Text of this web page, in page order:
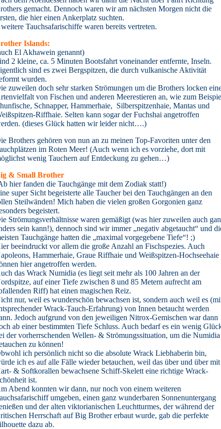
gemacht. Dennoch waren wir am nächsten Morgen nicht die
die hier einen Ankerplatz suchten.
Tauchsafarischiffe waren bereits vertreten.
Islands:
El Akhawein genannt)
2 kleine, ca. 5 Minuten Bootsfahrt voneinander entfernte, Inseln.
sind es zwei Bergspitzen, die durch vulkanische Aktivität
wurden.
zuweilen doch sehr starken Strömungen um die Brothers locken
von Fischen und anderen Meerestieren an, wie zum
Schnapper, Hammerhaie, Silberspitzenhaie, Mantas und
Riffhaie. Selten kann sogar der Fuchshai angetroffen
(dieses Glück hatten wir leider nicht….)
Brothers gehören von nun an zu meinen Top-Favoriten unter den
im Roten Meer! (Auch wenn ich es vorziehe, dort mit
wenig Tauchern auf Entdeckung zu gehen…)
& Small Brother
hier fanden die Tauchgänge mit dem Zodiak statt!)
super Sicht begeisterte alle Taucher bei den Tauchgängen an den
Steilwänden! Mich haben die vielen großen Gorgonien ganz
begeistert.
Strömungsverhältnisse waren gemäßigt (was hier zuweilen auch
sein kann!), dennoch sind wir immer „negativ abgetaucht“ und
Tauchgänge hatten die „maximal vorgegebene Tiefe“! ;)
beeindruckt vor allem die große Anzahl an Fischspezies. Auch
Hammerhaie, Graue Riffhaie und Weißspitzen-Hochseehaie
hier angetroffen werden.
das Wrack Numidia(es liegt seit mehr als 100 Jahren an der
auf einer Tiefe zwischen 8 und 85 Metern aufrecht am
Riff) hat einen magischen Reiz.
nur, weil es wunderschön bewachsen ist, sondern auch weil es
Wrack-Tauch-Erfahrung) von Innen betaucht werden
Jedoch aufgrund von den jeweiligen Nitrox-Gemischen war dann
ab einer bestimmten Tiefe Schluss. Auch bedarf es ein wenig
der vorherrschenden Wellen- & Strömungssituation, um die Numidia
zu können!
ich persönlich nicht so die absolute Wrack Liebhaberin bin,
ich es auf alle Fälle wieder betauchen, weil das über und über mit
& Softkorallen bewachsene Schiff-Skelett eine richtige Wrack-
ist.
Abend konnten wir dann, nur noch von einem weiteren
umgeben, einen ganz wunderbaren Sonnenuntergang
und der alten viktorianischen Leuchtturmes, der während der
Herrschaft auf Big Brother erbaut wurde, gab die perfekte
dazu ab.